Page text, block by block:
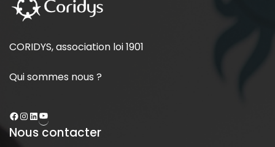
CORIDYS, association loi 1901
Qui sommes nous ?
Nous contacter